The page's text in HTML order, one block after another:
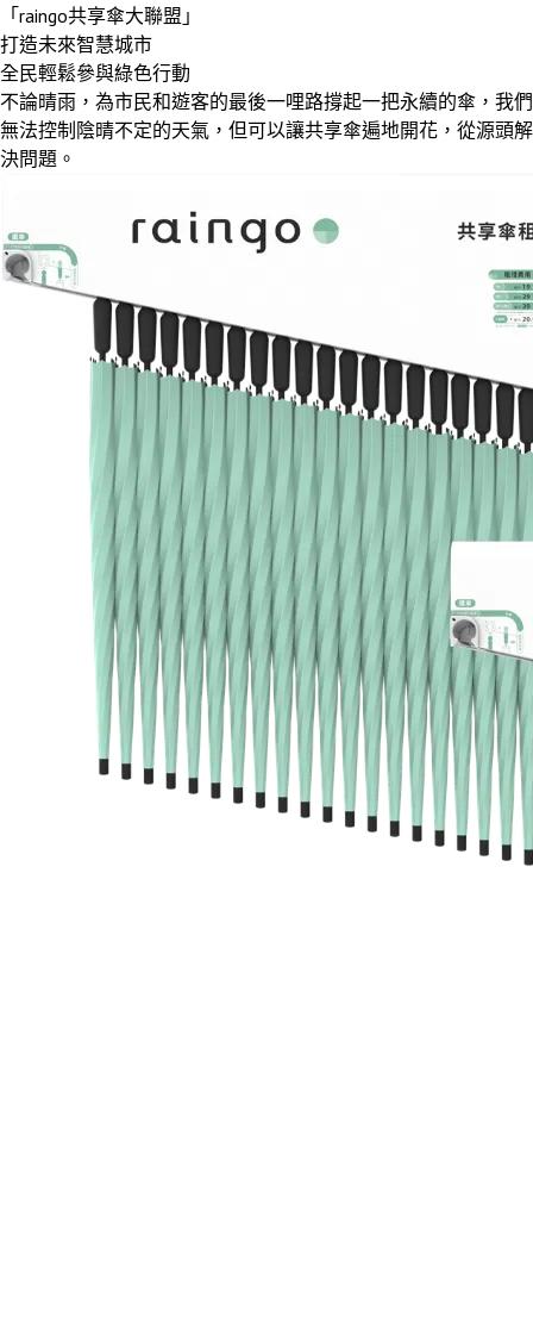
「raingo共享傘大聯盟」
打造未來智慧城市
全民輕鬆參與綠色行動
不論晴雨，為市民和遊客的最後一哩路撐起一把永續的傘，我們
無法控制陰晴不定的天氣，但可以讓共享傘遍地開花，從源頭解
決問題。